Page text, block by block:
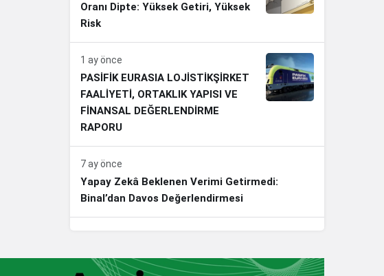
Oranı Dipte: Yüksek Getiri, Yüksek
Risk
1 ay önce
PASİFİK EURASIA LOJİSTİKŞİRKET
FAALİYETİ, ORTAKLIK YAPISI VE
FİNANSAL DEĞERLENDİRME
RAPORU
7 ay önce
Yapay Zekâ Beklenen Verimi Getirmedi:
Binal’dan Davos Değerlendirmesi
20 Bin Lira Olacak